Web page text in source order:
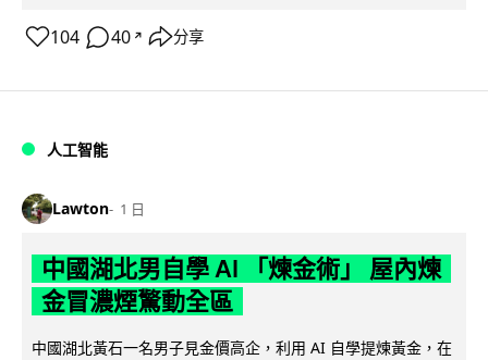
104 40 ↗ 分享
人工智能
Lawton 1 日
中國湖北男自學 AI 「煉金術」 屋內煉
金冒濃煙驚動全區
中國湖北黃石一名男子見金價高企，利用 AI 自學提煉黃金，在